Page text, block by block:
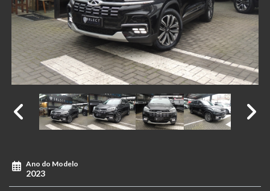
Ano do Modelo
2023